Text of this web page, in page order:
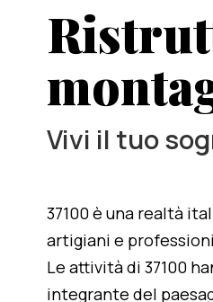
Vivi il tuo
37100 è una realtà
artigiani e
Le attività di 37100
integrante del